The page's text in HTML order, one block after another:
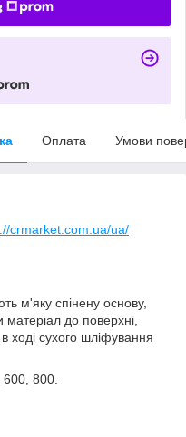
Оплата Умови
crmarket.com.ua/ua/
м'яку спінену основу,
матеріал до поверхні,
ході сухого шліфування
600, 800.